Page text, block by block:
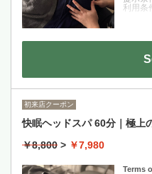
利用条
極上の
体験し
初来店クーポン
快眠ヘッドスパ 60分｜極
￥8,800 > ￥7,980
Terms